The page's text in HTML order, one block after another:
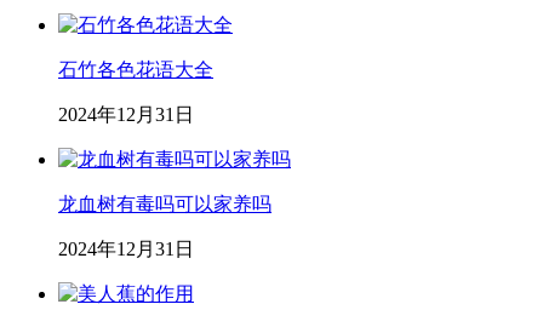
石竹各色花语大全
2024年12月31日
龙血树有毒吗可以家养吗
2024年12月31日